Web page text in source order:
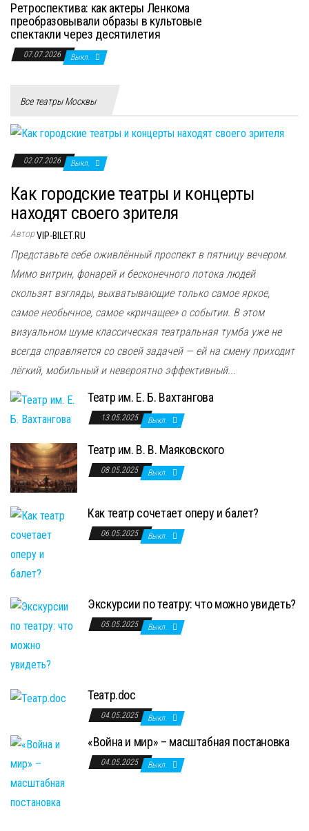
Ретроспектива: как актеры Ленкома
преобразовывали образы в культовые
спектакли через десятилетия
07.07.2026 Выкл.
Все театры Москвы
02.07.2026 Выкл.
Как городские театры и концерты
находят своего зрителя
АвторVIP-BILET.RU
Представьте себе оживлённый проспект в пятницу вечером.
Мимо витрин, фонарей и бесконечного потока людей
скользят взгляды, выхватывающие только самое яркое,
самое необычное, самое «кричащее» о событии. В этом
визуальном шуме классическая театральная тумба уже не
всегда справляется со своей задачей — ей на смену приходит
лёгкий, мобильный и невероятно эффективный...
Театр им. Е. Б. Вахтангова
13.05.2025 Выкл.
Театр им. В. В. Маяковского
08.05.2025 Выкл.
Как театр сочетает оперу и балет?
06.05.2025 Выкл.
Экскурсии по театру: что можно увидеть?
05.05.2025 Выкл.
Театр.doc
04.05.2025 Выкл.
«Война и мир» – масштабная постановка
04.05.2025 Выкл.